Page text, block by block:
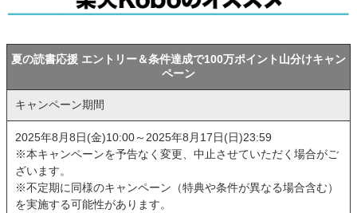
夏の読書応援 エントリー＆条件達成で100万ポイント山分けキャン
ペーン
キャンペーン期間
2025年8月8日(金)10:00～2025年8月17日(日)23:59
※本キャンペーンを予告なく変更、中止させていただく場合がご
ざいます。
※不定期に同様のキャンペーン（特典や条件が異なる場合含む）
を実施する可能性があります。